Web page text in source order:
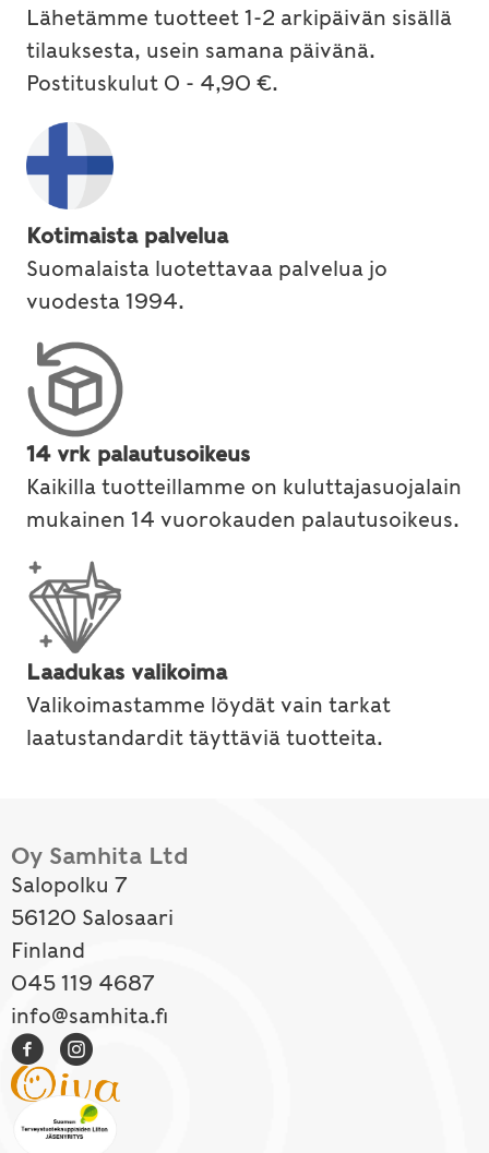
Lähetämme tuotteet 1-2 arkipäivän sisällä
tilauksesta, usein samana päivänä.
Postituskulut 0 - 4,90 €.
Kotimaista palvelua
Suomalaista luotettavaa palvelua jo
vuodesta 1994.
14 vrk palautusoikeus
Kaikilla tuotteillamme on kuluttajasuojalain
mukainen 14 vuorokauden palautusoikeus.
Laadukas valikoima
Valikoimastamme löydät vain tarkat
laatustandardit täyttäviä tuotteita.
Oy Samhita Ltd
Salopolku 7
56120 Salosaari
Finland
045 119 4687
info@samhita.fi